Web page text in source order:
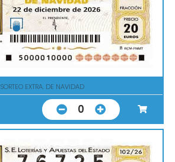
SORTEO EXTRA. DE NAVIDAD
0